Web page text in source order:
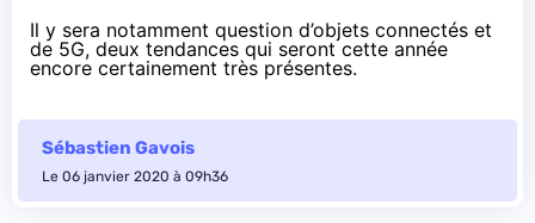
Il y sera notamment question d’objets connectés et
de 5G, deux tendances qui seront cette année
encore certainement très présentes.
Sébastien Gavois
Le 06 janvier 2020 à 09h36